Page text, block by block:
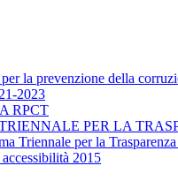
la prevenzione della
2023
RPCT
PER LA
Triennale per la
2015